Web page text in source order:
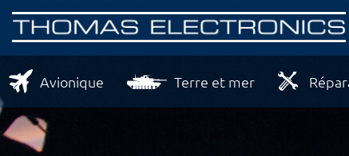
Avionique Terre et mer